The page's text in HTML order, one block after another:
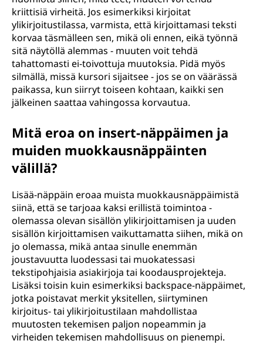
kriittisiä virheitä. Jos esimerkiksi kirjoitat
ylikirjoitustilassa, varmista, että kirjoittamasi teksti
korvaa täsmälleen sen, mikä oli ennen, eikä työnnä
sitä näytöllä alemmas - muuten voit tehdä
tahattomasti ei-toivottuja muutoksia. Pidä myös
silmällä, missä kursori sijaitsee - jos se on väärässä
paikassa, kun siirryt toiseen kohtaan, kaikki sen
jälkeinen saattaa vahingossa korvautua.
Mitä eroa on insert-näppäimen ja
muiden muokkausnäppäinten
välillä?
Lisää-näppäin eroaa muista muokkausnäppäimistä
siinä, että se tarjoaa kaksi erillistä toimintoa -
olemassa olevan sisällön ylikirjoittamisen ja uuden
sisällön kirjoittamisen vaikuttamatta siihen, mikä on
jo olemassa, mikä antaa sinulle enemmän
joustavuutta luodessasi tai muokatessasi
tekstipohjaisia asiakirjoja tai koodausprojekteja.
Lisäksi toisin kuin esimerkiksi backspace-näppäimet,
jotka poistavat merkit yksitellen, siirtyminen
kirjoitus- tai ylikirjoitustilaan mahdollistaa
muutosten tekemisen paljon nopeammin ja
virheiden tekemisen mahdollisuus on pienempi.